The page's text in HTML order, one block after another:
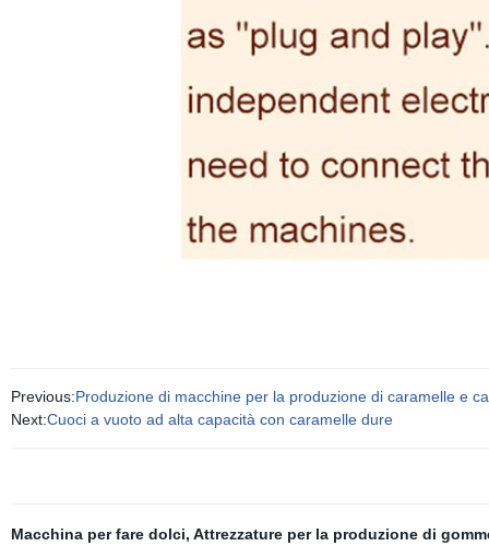
Previous:Produzione di macchine per la produzione di caramelle e
Next:Cuoci a vuoto ad alta capacità con caramelle dure
Macchina per fare dolci, Attrezzature per la produzione di